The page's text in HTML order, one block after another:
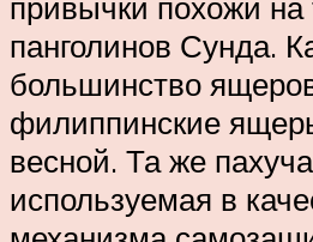
панголинов Сунда.
большинство
филиппинские
весной. Та же
используемая в